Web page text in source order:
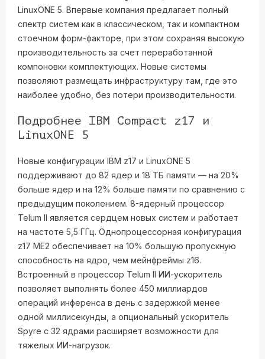
LinuxONE 5. Впервые компания предлагает полный
спектр систем как в классическом, так и компактном
стоечном форм-факторе, при этом сохраняя высокую
производительность за счет переработанной
компоновки комплектующих. Новые системы
позволяют размещать инфраструктуру там, где это
наиболее удобно, без потери производительности.
Подробнее IBM Compact z17 и
LinuxONE 5
Новые конфигурации IBM z17 и LinuxONE 5
поддерживают до 82 ядер и 18 ТБ памяти — на 20%
больше ядер и на 12% больше памяти по сравнению с
предыдущим поколением. 8-ядерный процессор
Telum II является сердцем новых систем и работает
на частоте 5,5 ГГц. Однопроцессорная конфигурация
z17 ME2 обеспечивает на 10% большую пропускную
способность на ядро, чем мейнфреймы z16.
Встроенный в процессор Telum II ИИ-ускоритель
позволяет выполнять более 450 миллиардов
операций инференса в день с задержкой менее
одной миллисекунды, а опциональный ускоритель
Spyre с 32 ядрами расширяет возможности для
тяжелых ИИ-нагрузок.